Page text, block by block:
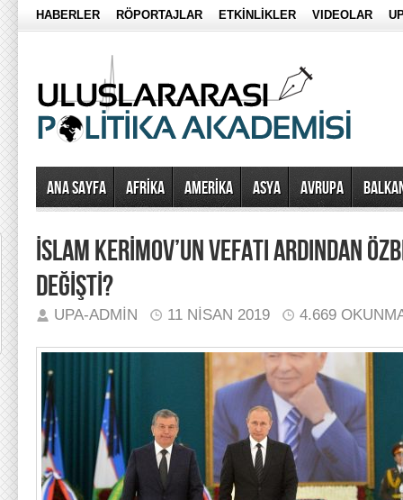
HABERLER RÖPORTAJLAR ETKİNLİKLER VIDEOLAR
Ana Sayfa AFRİKA AMERİKA ASYA AVRUPA
İSLAM KERİMOV’UN VEFATI ARDINDAN
DEĞİŞTİ?
UPA-ADMIN 11 NISAN 2019 4.669